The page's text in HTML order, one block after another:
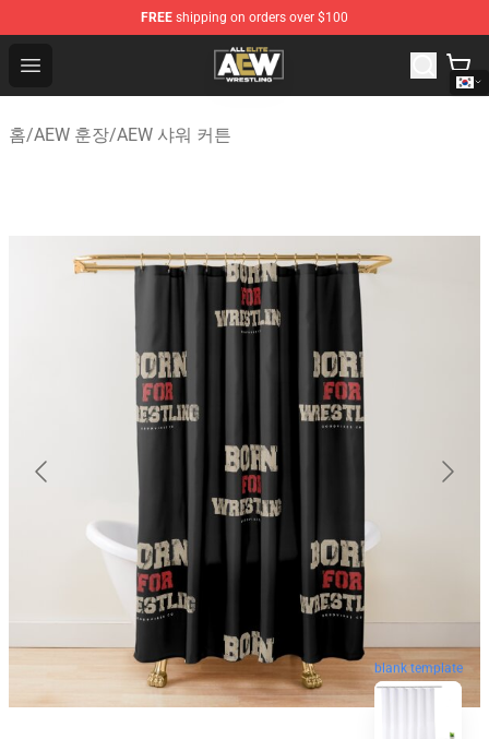
FREE shipping on orders over $100
Open menu
Aew Shop ⚡️ Official Aew Merchandise Store
홈/AEW 훈장/AEW 샤워 커튼
blank template